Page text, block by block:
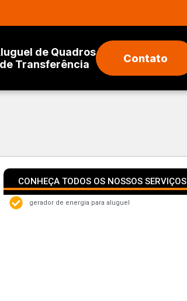
de Quadros
de Transferência
Contato
CONHEÇA TODOS OS NOSSOS SERVIÇOS
gerador de energia para aluguel